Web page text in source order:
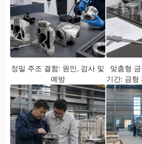
정밀 주조 결함: 원인, 검사 및
예방
맞춤형
기간: 금형